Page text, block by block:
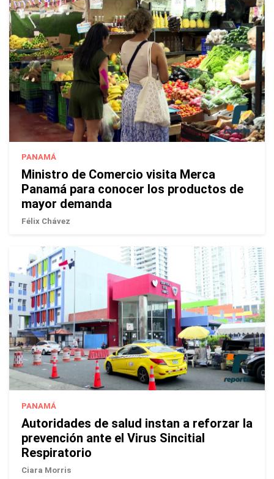
PANAMÁ
Ministro de Comercio visita Merca
Panamá para conocer los productos de
mayor demanda
Félix Chávez
PANAMÁ
Autoridades de salud instan a reforzar la
prevención ante el Virus Sincitial
Respiratorio
Ciara Morris